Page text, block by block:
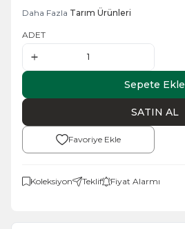
Daha Fazla Tarım Ürünleri
ADET
Sepete Ekle
SATIN AL
Favoriye Ekle
Koleksiyon Teklif Fiyat Alarmı